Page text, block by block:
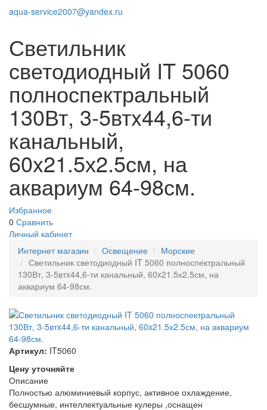
aqua-service2007@yandex.ru
Светильник
светодиодный IT 5060
полноспектральный
130Вт, 3-5втx44,6-ти
канальный,
60x21.5х2.5см, на
аквариум 64-98см.
Избранное
0 Сравнить
Личный кабинет
Интернет магазин
Освещение
Морские
Светильник светодиодный IT 5060 полноспектральный
130Вт, 3-5втx44,6-ти канальный, 60x21.5х2.5см, на
аквариум 64-98см.
Артикул: IT5060
Цену уточняйте
Описание
Полностью алюминиевый корпус, активное охлаждение,
бесшумные, интеллектуальные кулеры ,оснащен